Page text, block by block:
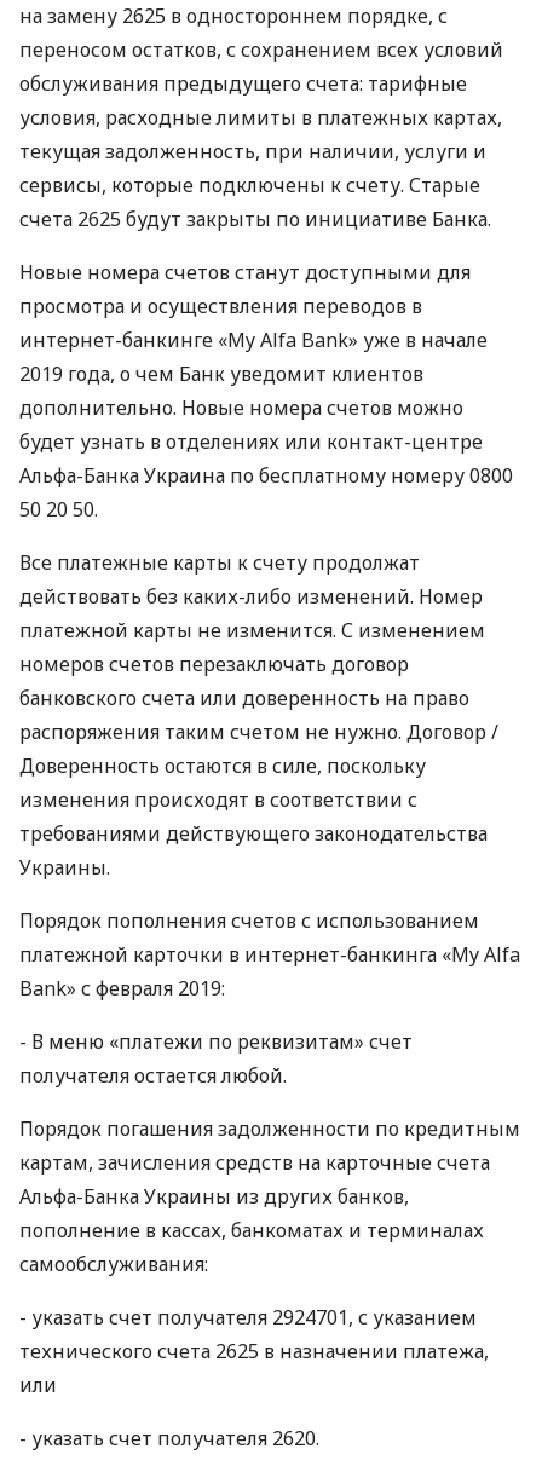
на замену 2625 в одностороннем порядке, с
переносом остатков, с сохранением всех условий
обслуживания предыдущего счета: тарифные
условия, расходные лимиты в платежных картах,
текущая задолженность, при наличии, услуги и
сервисы, которые подключены к счету. Старые
счета 2625 будут закрыты по инициативе Банка.
Новые номера счетов станут доступными для
просмотра и осуществления переводов в
интернет-банкинге «My Alfa Bank» уже в начале
2019 года, о чем Банк уведомит клиентов
дополнительно. Новые номера счетов можно
будет узнать в отделениях или контакт-центре
Альфа-Банка Украина по бесплатному номеру 0800
50 20 50.
Все платежные карты к счету продолжат
действовать без каких-либо изменений. Номер
платежной карты не изменится. С изменением
номеров счетов перезаключать договор
банковского счета или доверенность на право
распоряжения таким счетом не нужно. Договор /
Доверенность остаются в силе, поскольку
изменения происходят в соответствии с
требованиями действующего законодательства
Украины.
Порядок пополнения счетов с использованием
платежной карточки в интернет-банкинга «My Alfa
Bank» с февраля 2019:
- В меню «платежи по реквизитам» счет
получателя остается любой.
Порядок погашения задолженности по кредитным
картам, зачисления средств на карточные счета
Альфа-Банка Украины из других банков,
пополнение в кассах, банкоматах и ​​терминалах
самообслуживания:
- указать счет получателя 2924701, с указанием
технического счета 2625 в назначении платежа,
или
- указать счет получателя 2620.